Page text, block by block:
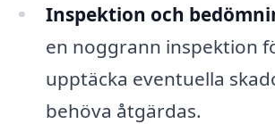
Inspektion och
en noggrann inspektion
upptäcka eventuella
behöva åtgärdas.